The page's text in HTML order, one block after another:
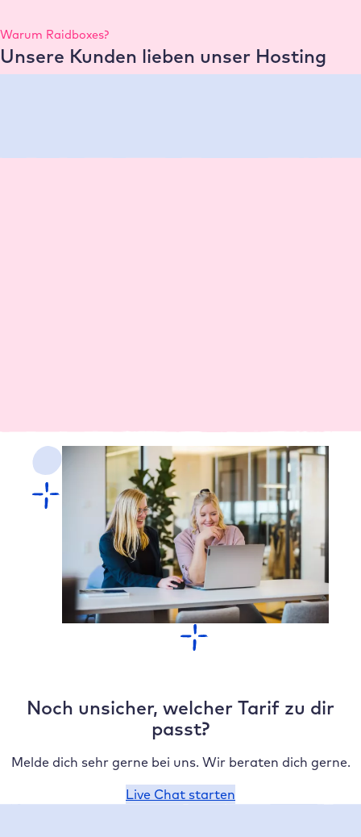
Warum Raidboxes?
Unsere Kunden lieben unser Hosting
eigene Website?
Noch unsicher, welcher Tarif zu dir
passt?
Melde dich sehr gerne bei uns. Wir beraten dich gerne.
Live Chat starten